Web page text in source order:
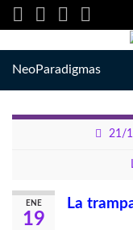
NeoParadigmas
21/
ENE
19
La